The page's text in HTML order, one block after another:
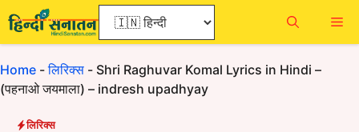
to
content
Home -लिरिक्स - Shri Raghuvar Komal Lyrics in Hindi –
(पहनाओ जयमाला) – indresh upadhyay
लिरिक्स